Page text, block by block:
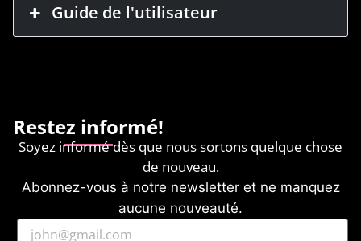
Guide de l'utilisateur
Restez informé!
Soyez informé dès que nous sortons quelque chose
de nouveau.
Abonnez-vous à notre newsletter et ne manquez
aucune nouveauté.